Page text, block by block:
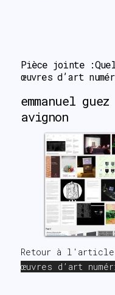
Pièce jointe
œuvres d’art
emmanuel
avignon
Retour à
œuvres d’art